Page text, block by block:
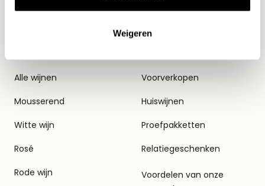
Weigeren
Alle wijnen
Mousserend
Witte wijn
Rosé
Rode wijn
Thema's
Voorverkopen
Huiswijnen
Proefpakketten
Relatiegeschenken
Voordelen van onze